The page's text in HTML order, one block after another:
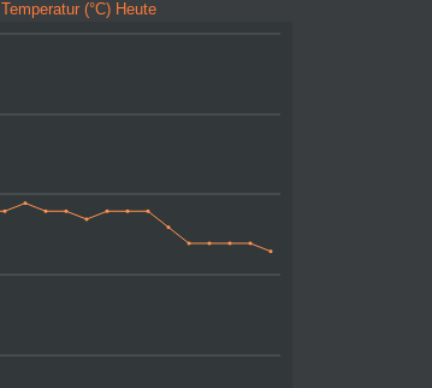
Temperatur (°C) Heute